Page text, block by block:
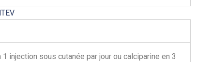
injection sous cutanée par jour ou calciparine en 3